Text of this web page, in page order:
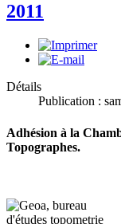
2011
Détails
Publication :
Adhésion à la
Topographes.